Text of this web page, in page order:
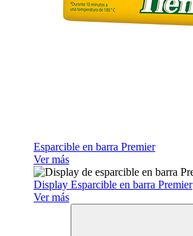
Esparcible en barra Premier
Ver más
Display Esparcible en barra Premier
Ver más